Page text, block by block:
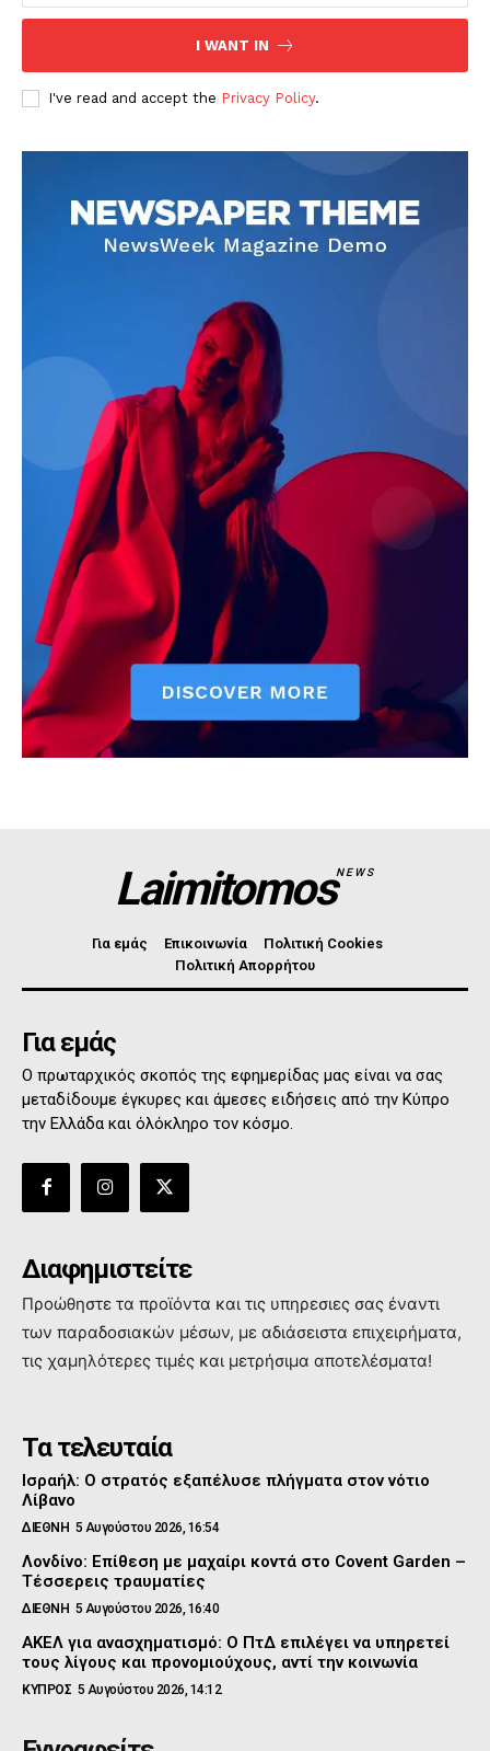
I WANT IN
I've read and accept the Privacy Policy.
LaimitomosNEWS
Για εμάς Επικοινωνία
Πολιτική Cookies
Πολιτική Απορρήτου
Για εμάς
Ο πρωταρχικός σκοπός της εφημερίδας μας είναι να σας
μεταδίδουμε έγκυρες και άμεσες ειδήσεις από την Κύπρο
την Ελλάδα και όλόκληρο τον κόσμο.
Διαφημιστείτε
Προώθηστε τα προϊόντα και τις υπηρεσιες σας έναντι
των παραδοσιακών μέσων, με αδιάσειστα επιχειρήματα,
τις χαμηλότερες τιμές και μετρήσιμα αποτελέσματα!
Τα τελευταία
Ισραήλ: Ο στρατός εξαπέλυσε πλήγματα στον νότιο
Λίβανο
ΔΙΕΘΝΗ 5 Αυγούστου 2026, 16:54
Λονδίνο: Επίθεση με μαχαίρι κοντά στο Covent Garden –
Τέσσερεις τραυματίες
ΔΙΕΘΝΗ 5 Αυγούστου 2026, 16:40
ΑΚΕΛ για ανασχηματισμό: Ο ΠτΔ επιλέγει να υπηρετεί
τους λίγους και προνομιούχους, αντί την κοινωνία
ΚΥΠΡΟΣ 5 Αυγούστου 2026, 14:12